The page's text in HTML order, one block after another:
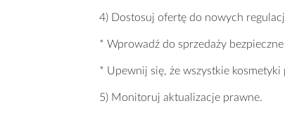
4) Dostosuj ofertę do nowych
* Wprowadź do sprzedaży
* Upewnij się, że wszystkie
5) Monitoruj aktualizacje prawne.